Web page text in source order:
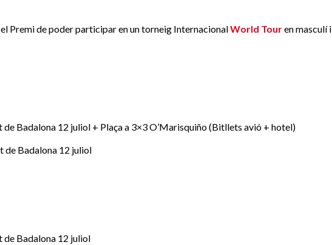
Premi de poder participar en un torneig InternacionalWorld Touren masculí i
de Badalona 12 juliol + Plaça a 3×3 O’Marisquiño (Bitllets avió + hotel)
de Badalona 12 juliol
de Badalona 12 juliol